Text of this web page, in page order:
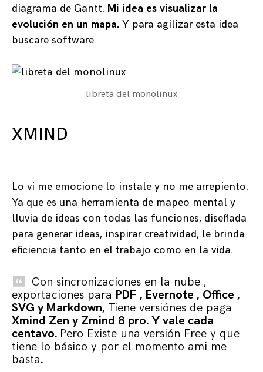
diagrama de Gantt. Mi idea es visualizar la
evolución en un mapa. Y para agilizar esta idea
buscare software.
libreta del monolinux
XMIND
Lo vi me emocione lo instale y no me arrepiento.
Ya que es una herramienta de mapeo mental y
lluvia de ideas con todas las funciones, diseñada
para generar ideas, inspirar creatividad, le brinda
eficiencia tanto en el trabajo como en la vida.
Con sincronizaciones en la nube ,
exportaciones para PDF , Evernote , Office ,
SVG y Markdown, Tiene versiónes de paga
Xmind Zen y Zmind 8 pro. Y vale cada
centavo. Pero Existe una versión Free y que
tiene lo básico y por el momento ami me
basta.